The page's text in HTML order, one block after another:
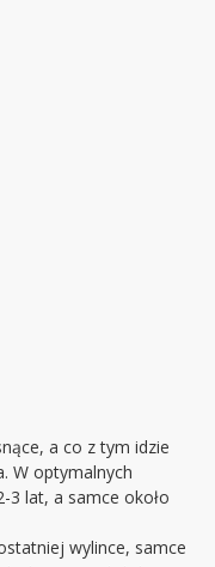
a co z tym idzie
W optymalnych
3 lat, a samce około
wylince, samce